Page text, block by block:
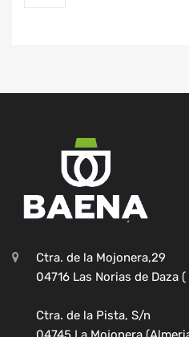
Ctra. de la Mojonera,29
04716 Las Norias de Daza
Ctra. de la Pista, S/n